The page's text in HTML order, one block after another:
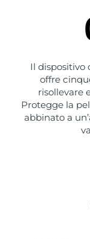
Il dispositivo
offre
risollevare
Protegge la
abbinato a